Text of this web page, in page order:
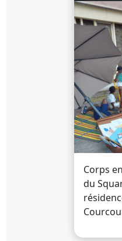
Corps
du